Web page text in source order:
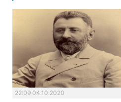
22:09 04.10.2020